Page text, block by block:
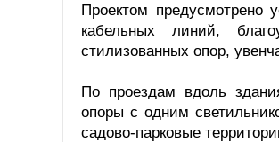
Проектом предусмотрено
кабельных линий,
стилизованных опор,
По проездам вдоль
опоры с одним
садово-парковые